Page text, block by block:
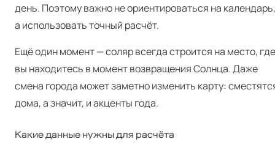
день. Поэтому важно не ориентироваться на календарь,
а использовать точный расчёт.
Ещё один момент — соляр всегда строится на место, где
вы находитесь в момент возвращения Солнца. Даже
смена города может заметно изменить карту:
дома, а значит, и акценты года.
Какие данные нужны для расчёта